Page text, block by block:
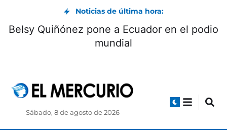
Noticias de última hora:
Belsy Quiñónez pone a Ecuador en el podio
mundial
Sábado, 8 de agosto de 2026